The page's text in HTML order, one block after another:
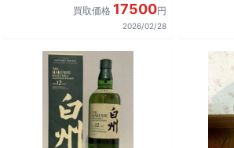
買取価格 17500円
2026/02/28